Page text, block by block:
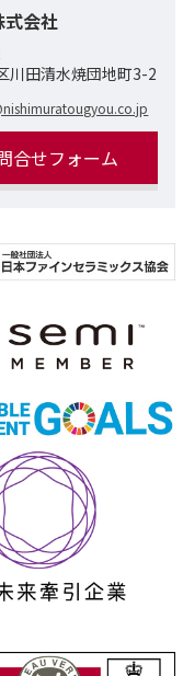
式会社
川田清水焼団地町3-2
合せフォーム